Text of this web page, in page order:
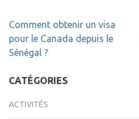
Navigation
de
l’article
Comment obtenir un visa
pour le Canada depuis le
Sénégal ?
CATÉGORIES
ACTIVITÉS